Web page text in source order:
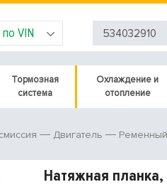
VIN
Тормозная
система
Охлаждение и
отопление
Двигатель
Натяжная